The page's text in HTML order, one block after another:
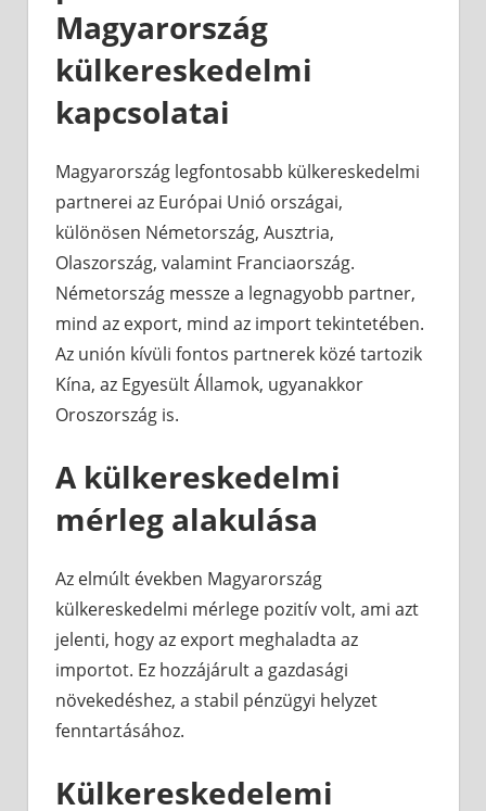
Magyarország
külkereskedelmi
kapcsolatai
Magyarország legfontosabb külkereskedelmi
partnerei az Európai Unió országai,
különösen Németország, Ausztria,
Olaszország, valamint Franciaország.
Németország messze a legnagyobb partner,
mind az export, mind az import tekintetében.
Az unión kívüli fontos partnerek közé tartozik
Kína, az Egyesült Államok, ugyanakkor
Oroszország is.
A külkereskedelmi
mérleg alakulása
Az elmúlt években Magyarország
külkereskedelmi mérlege pozitív volt, ami azt
jelenti, hogy az export meghaladta az
importot. Ez hozzájárult a gazdasági
növekedéshez, a stabil pénzügyi helyzet
fenntartásához.
Külkereskedelemi